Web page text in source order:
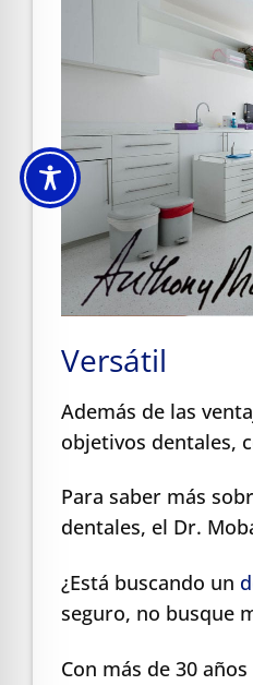
Versátil
Además de las
objetivos dentales,
Para saber más
dentales, el Dr.
¿Está buscando un
seguro, no busque
Con más de 30